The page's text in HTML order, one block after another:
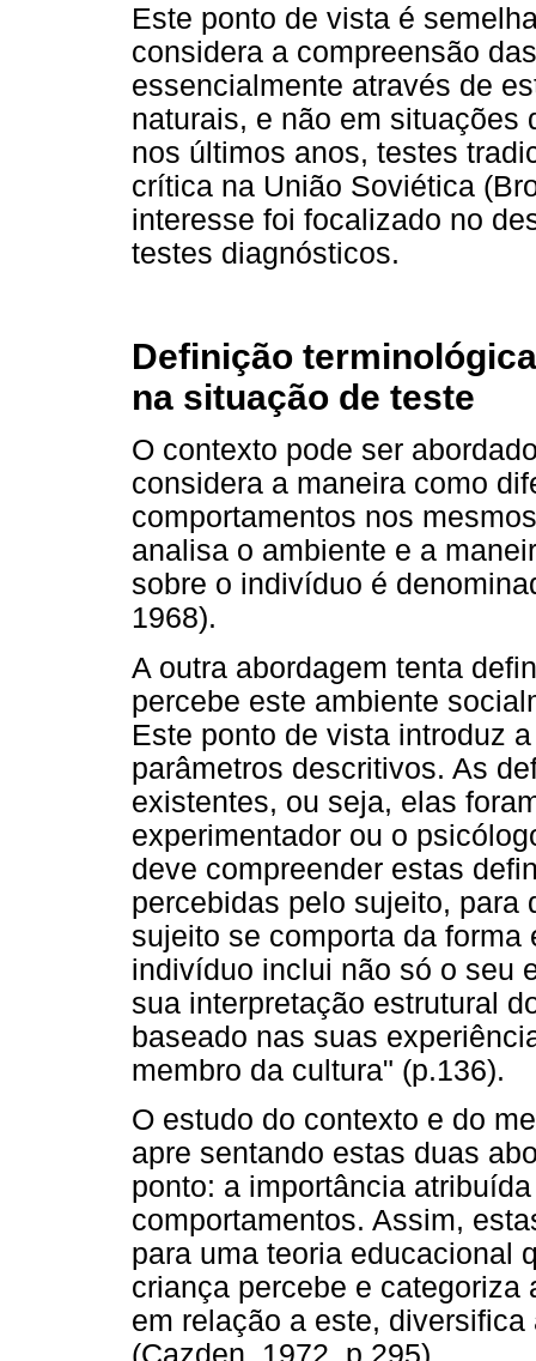
Este ponto de vista é
considera a compreensão
essencialmente através de
naturais, e não em situações
nos últimos anos, testes
crítica na União Soviética
interesse foi focalizado no
testes diagnósticos.
Definição
na situação de teste
O contexto pode ser
considera a maneira como
comportamentos nos
analisa o ambiente e a
sobre o indivíduo é
1968).
A outra abordagem tenta
percebe este ambiente
Este ponto de vista introduz
parâmetros descritivos. As
existentes, ou seja, elas
experimentador ou o
deve compreender estas
percebidas pelo sujeito, para
sujeito se comporta da
indivíduo inclui não só o seu
sua interpretação estrutural
baseado nas suas
membro da cultura" (p.136).
O estudo do contexto e do
apre sentando estas duas
ponto: a importância
comportamentos. Assim,
para uma teoria educacional
criança percebe e
em relação a este,
(Cazden, 1972, p.295).